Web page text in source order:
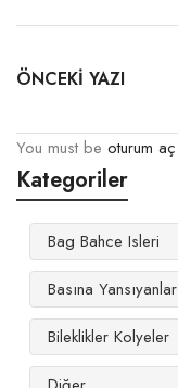
ÖNCEKİ YAZI
You must be oturum aç
Kategoriler
Bag Bahce Isleri
Basına Yansıyanlar
Bileklikler Kolyeler